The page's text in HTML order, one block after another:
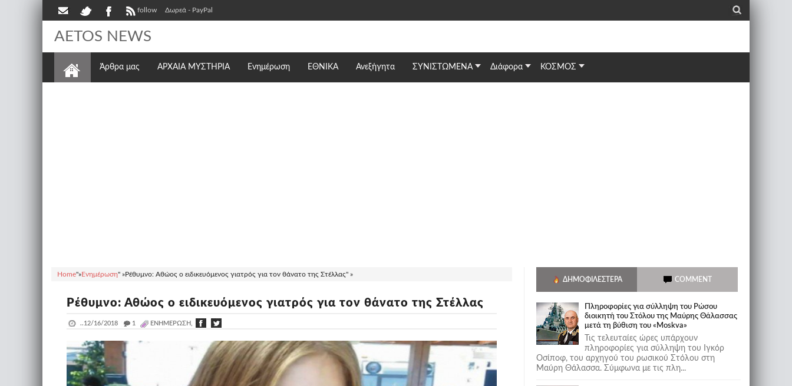
follow Δωρεά - PayPal _
AETOS NEWS
Άρθρα μας ΑΡΧΑΙΑ ΜΥΣΤΗΡΙΑ Ενημέρωση ΕΘΝΙΚΆ Ανεξήγητα ΣΥΝΙΣΤΩΜΕΝΑ Διάφορα ΚΟΣΜΟΣ
Home"»Ενημέρωση" »Ρέθυμνο: Αθώος ο ειδικευόμενος γιατρός για τον θάνατο της Στέλλας" »
Ρέθυμνο: Αθώος ο ειδικευόμενος γιατρός για τον θάνατο της Στέλλας
..12/16/2018 _ 1 ΕΝΗΜΈΡΩΣΗ,
ΔΗΜΟΦΙΛΈΣΤΕΡΑ COMMENT
Πληροφορίες για σύλληψη του Ρώσου
διοικητή του Στόλου της Mαύρης Θάλασσας
μετά τη βύθιση του «Moskva»
Τις τελευταίες ώρες υπάρχουν
πληροφορίες για σύλληψη του Ιγκόρ
Οσίποφ, του αρχηγού του ρωσικού Στόλου στη
Μαύρη Θάλασσα. Σύμφωνα με τις πλη...